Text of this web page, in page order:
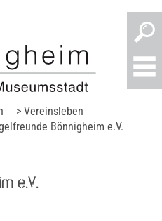
> Vereinsleben
Bönnigheim e.V.
e.V.